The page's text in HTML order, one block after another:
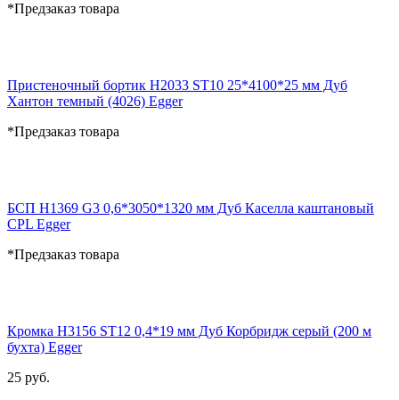
*Предзаказ товара
Пристеночный бортик H2033 ST10 25*4100*25 мм Дуб
Хантон темный (4026) Egger
*Предзаказ товара
БСП H1369 G3 0,6*3050*1320 мм Дуб Каселла каштановый
CPL Egger
*Предзаказ товара
Кромка H3156 ST12 0,4*19 мм Дуб Корбридж серый (200 м
бухта) Egger
25 руб.